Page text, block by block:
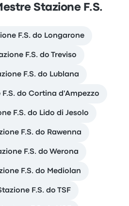
Stazione F.S.
F.S. do Longarone
F.S. do Treviso
F.S. do Lublana
F.S. do Cortina d'Ampezzo
F.S. do Lido di Jesolo
F.S. do Rawenna
F.S. do Werona
F.S. do Mediolan
F.S. do TSF